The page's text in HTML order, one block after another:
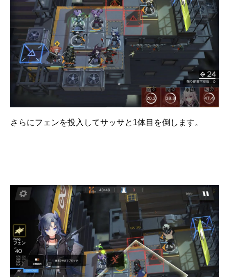
さらにフェンを投入してサッサと1体目を倒します。